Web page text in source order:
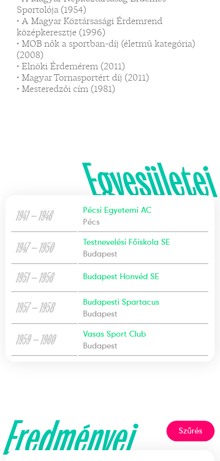
Sportolója (1954)
• A Magyar Köztársasági Érdemrend
középkeresztje (1996)
• MOB nők a sportban-díj (életmű kategória)
(2008)
• Elnöki Érdemérem (2011)
• Magyar Tornasportért díj (2011)
• Mesteredzői cím (1981)
Egyesületei
1941 — 1946
Pécsi Egyetemi AC
Pécs
1947 — 1950
Testnevelési Főiskola SE
Budapest
1951 — 1956 Budapest Honvéd SE
1957 — 1958
Budapesti Spartacus
Budapest
1959 — 1960
Vasas Sport Club
Budapest
Eredményei Szűrés